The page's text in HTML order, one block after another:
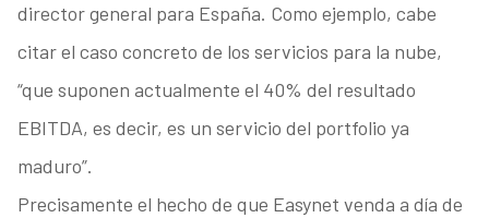
director general para España. Como ejemplo, cabe
citar el caso concreto de los servicios para la nube,
“que suponen actualmente el 40% del resultado
EBITDA, es decir, es un servicio del portfolio ya
maduro”.
Precisamente el hecho de que Easynet venda a día de